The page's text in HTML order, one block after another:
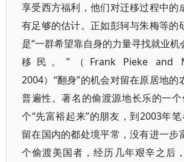
享受西方福利，他们对迁移过程中的
有足够的估计。正如彭轲与朱梅等的
是“一群希望靠自身的力量寻找就业机
移民。”（Frank Pieke and
2004）“翻身”的机会对留在原居地的
普遍性。著名的偷渡源地长乐的一
个“先富裕起来”的朋友，到2003年
留在国内的都处境平常，没有进一步
个偷渡美国者，经历几年艰辛之后